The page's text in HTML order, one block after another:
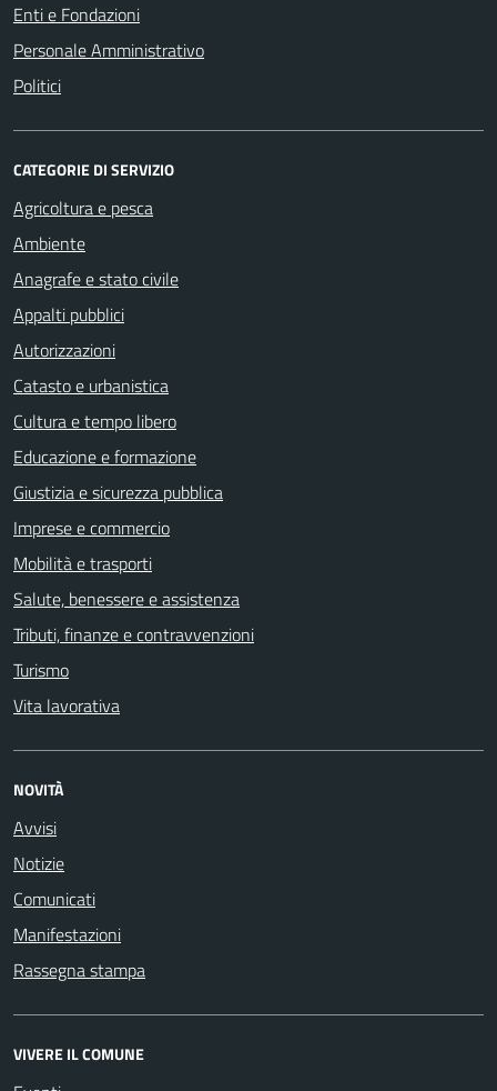
Enti e Fondazioni
Personale Amministrativo
Politici
CATEGORIE DI SERVIZIO
Agricoltura e pesca
Ambiente
Anagrafe e stato civile
Appalti pubblici
Autorizzazioni
Catasto e urbanistica
Cultura e tempo libero
Educazione e formazione
Giustizia e sicurezza pubblica
Imprese e commercio
Mobilità e trasporti
Salute, benessere e assistenza
Tributi, finanze e contravvenzioni
Turismo
Vita lavorativa
NOVITÀ
Avvisi
Notizie
Comunicati
Manifestazioni
Rassegna stampa
VIVERE IL COMUNE